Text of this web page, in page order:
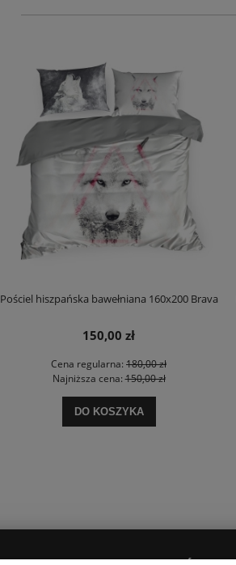
Pościel hiszpańska bawełniana 160x200 Brava
150,00 zł
Cena regularna: 180,00 zł
Najniższa cena:150,00 zł
DO KOSZYKA